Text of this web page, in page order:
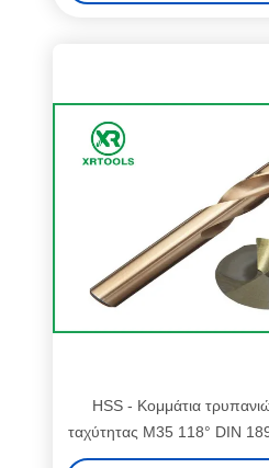
HSS - Κομμάτια
ταχύτητας M35 118° DIN
ηλέκτρινο χρώμα